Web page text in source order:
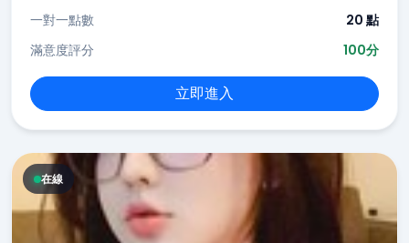
一對一點數
20 點
滿意度評分
100分
立即進入
在線